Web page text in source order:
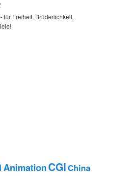
AnimationCGIChina